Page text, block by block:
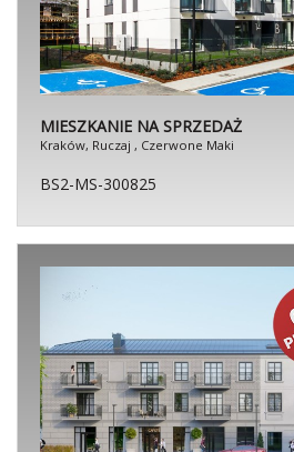
MIESZKANIE NA SPRZEDAŻ
Kraków, Ruczaj , Czerwone Maki
BS2-MS-300825